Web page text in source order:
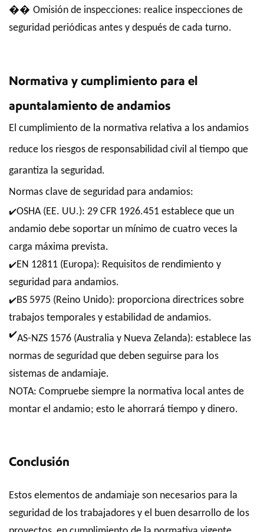
�� Omisión de inspecciones: realice inspecciones de
seguridad periódicas antes y después de cada turno.
Normativa y cumplimiento para el
apuntalamiento de andamios
El cumplimiento de la normativa relativa a los andamios
reduce los riesgos de responsabilidad civil al tiempo que
garantiza la seguridad.
Normas clave de seguridad para andamios:
✔️OSHA (EE. UU.): 29 CFR 1926.451 establece que un
andamio debe soportar un mínimo de cuatro veces la
carga máxima prevista.
✔️EN 12811 (Europa): Requisitos de rendimiento y
seguridad para andamios.
✔️BS 5975 (Reino Unido): proporciona directrices sobre
trabajos temporales y estabilidad de andamios.
✔AS-NZS 1576 (Australia y Nueva Zelanda): establece las
normas de seguridad que deben seguirse para los
sistemas de andamiaje.
NOTA: Compruebe siempre la normativa local antes de
montar el andamio; esto le ahorrará tiempo y dinero.
Conclusión
Estos elementos de andamiaje son necesarios para la
seguridad de los trabajadores y el buen desarrollo de los